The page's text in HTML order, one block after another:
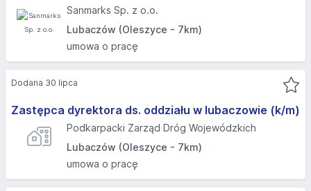
Sanmarks Sp. z o.o.
Lubaczów (Oleszyce - 7km)
umowa o pracę
Zastępca dyrektora ds. oddziału w lubaczowie (k/m)
Podkarpacki Zarząd Dróg Wojewódzkich
Lubaczów (Oleszyce - 7km)
umowa o pracę
Dodana 30 lipca